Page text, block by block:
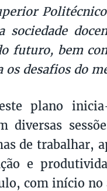
futuro, bem
os desafios do
plano
diversas
de trabalhar,
e
com início no